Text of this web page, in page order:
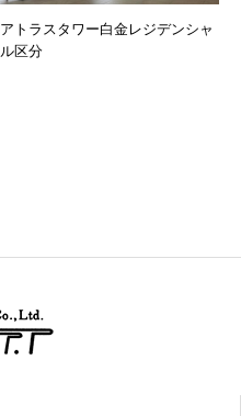
アトラスタワー白金レジデンシャ
ル区分